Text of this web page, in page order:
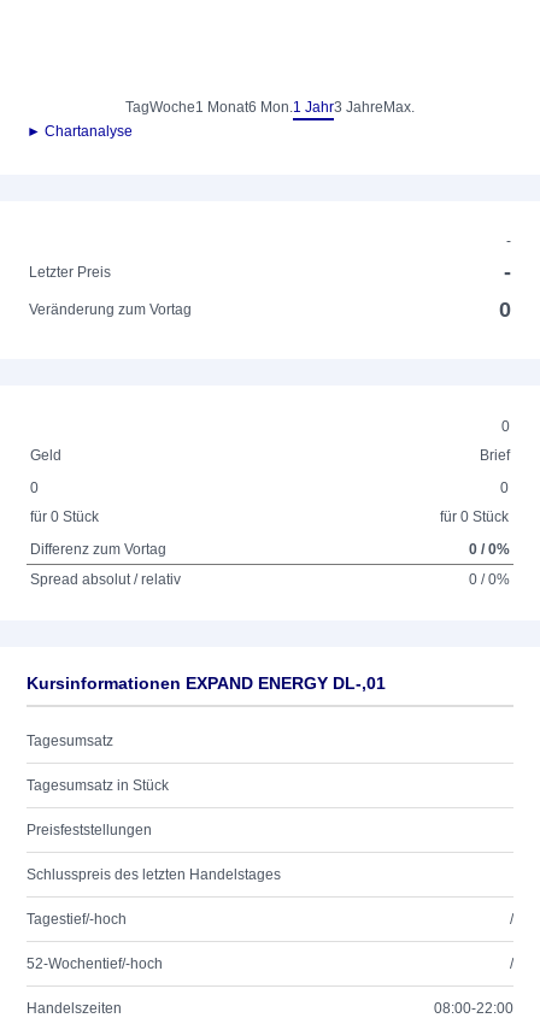
TagWoche1 Monat6 Mon.1 Jahr3 Jahre Max.
► Chartanalyse
-
Letzter Preis
-
Veränderung zum Vortag 0
0
Geld
Brief
0
für 0 Stück
0
für 0 Stück
Differenz zum Vortag
0 / 0%
Spread absolut / relativ
0 / 0%
Kursinformationen EXPAND ENERGY DL-,01
Tagesumsatz
Tagesumsatz in Stück
Preisfeststellungen
Schlusspreis des letzten Handelstages
Tagestief/-hoch /
52-Wochentief/-hoch /
Handelszeiten 08:00-22:00